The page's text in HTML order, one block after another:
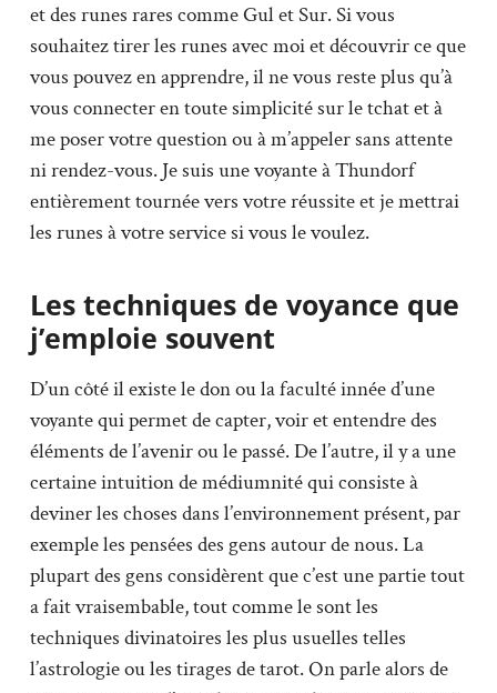
et des runes rares comme Gul et Sur. Si vous
souhaitez tirer les runes avec moi et découvrir ce que
vous pouvez en apprendre, il ne vous reste plus qu’à
vous connecter en toute simplicité sur le tchat et à
me poser votre question ou à m’appeler sans attente
ni rendez-vous. Je suis une voyante à Thundorf
entièrement tournée vers votre réussite et je mettrai
les runes à votre service si vous le voulez.
Les techniques de voyance que
j’emploie souvent
D’un côté il existe le don ou la faculté innée d’une
voyante qui permet de capter, voir et entendre des
éléments de l’avenir ou le passé. De l’autre, il y a une
certaine intuition de médiumnité qui consiste à
deviner les choses dans l’environnement présent, par
exemple les pensées des gens autour de nous. La
plupart des gens considèrent que c’est une partie tout
a fait vraisembable, tout comme le sont les
techniques divinatoires les plus usuelles telles
l’astrologie ou les tirages de tarot. On parle alors de